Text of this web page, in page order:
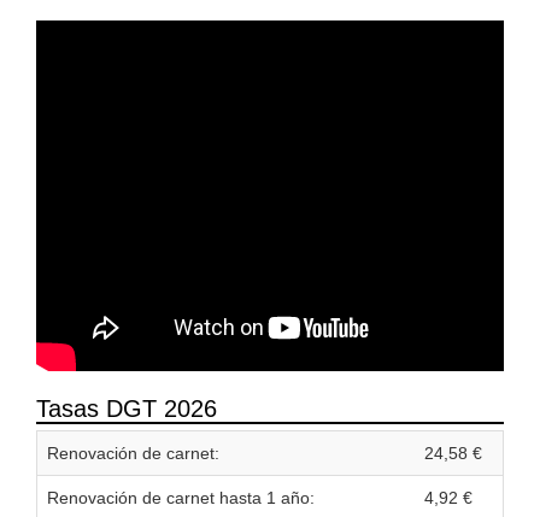
Tasas DGT 2026
Renovación de carnet: 24,58 €
Renovación de carnet hasta 1 año: 4,92 €